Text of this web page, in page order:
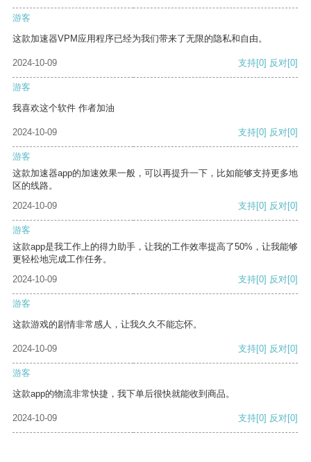
游客
这款加速器VPM应用程序已经为我们带来了无限的隐私和自由。
2024-10-09 支持[0] 反对[0]
游客
我喜欢这个软件 作者加油
2024-10-09 支持[0] 反对[0]
游客
这款加速器app的加速效果一般，可以再提升一下，比如能够支持更多地
区的线路。
2024-10-09
支持[0] 反对[0]
游客
这款app是我工作上的得力助手，让我的工作效率提高了50%，让我能够
更轻松地完成工作任务。
2024-10-09
支持[0] 反对[0]
游客
这款游戏的剧情非常感人，让我久久不能忘怀。
2024-10-09 支持[0] 反对[0]
游客
这款app的物流非常快捷，我下单后很快就能收到商品。
2024-10-09 支持[0] 反对[0]